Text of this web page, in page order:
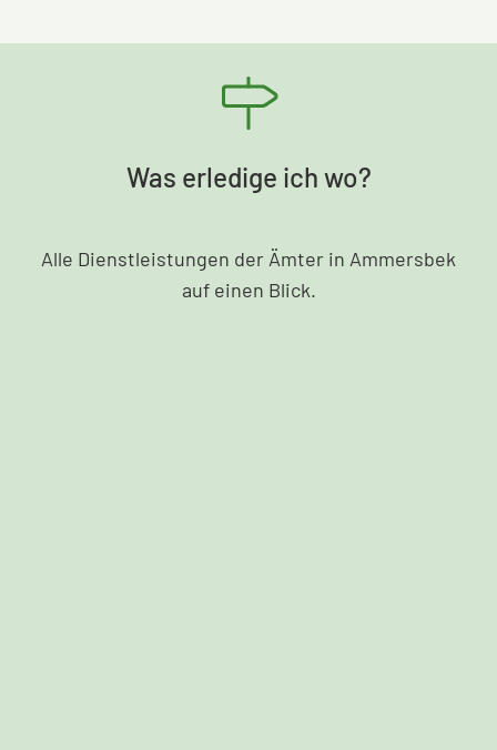
Was erledige ich wo?
Alle Dienstleistungen der Ämter in Ammersbek
auf einen Blick.